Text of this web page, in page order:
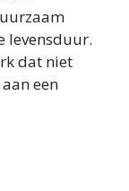
levensduur.
dat niet
een